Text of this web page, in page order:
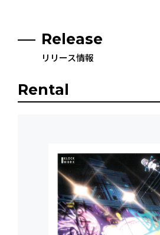
Release
リリース情報
Rental